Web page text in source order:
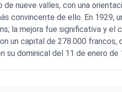
de nueve valles, con una
convincente de ello. En 1929,
la mejora fue significativa y el
un capital de 278.000 francos,
su dominical del 11 de enero de